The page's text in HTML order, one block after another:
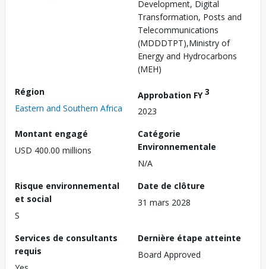
Development, Digital
Transformation, Posts and
Telecommunications
(MDDDTPT),Ministry of
Energy and Hydrocarbons
(MEH)
Région
Eastern and Southern Africa
Approbation FY3
2023
Montant engagé
USD 400.00 millions
Catégorie
Environnementale
N/A
Risque environnemental
et social
S
Date de clôture
31 mars 2028
Services de consultants
requis
Dernière étape atteinte
Board Approved